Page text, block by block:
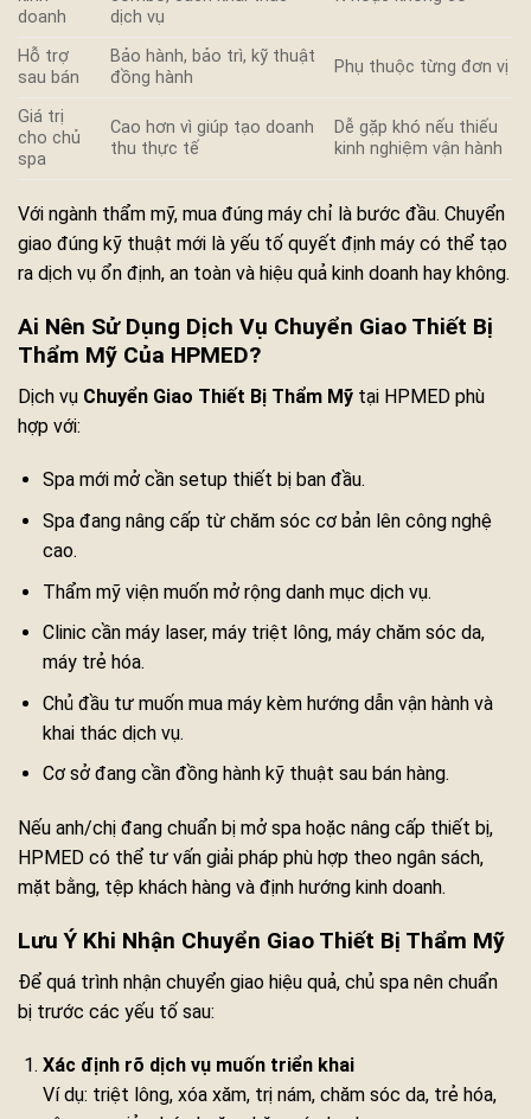
doanh
dịch vụ
Hỗ trợ
sau bán
Bảo hành, bảo trì, kỹ thuật
đồng hành
Phụ thuộc từng đơn vị
Giá trị
cho chủ
spa
Cao hơn vì giúp tạo doanh
thu thực tế
Dễ gặp khó nếu thiếu
kinh nghiệm vận hành
Với ngành thẩm mỹ, mua đúng máy chỉ là bước đầu. Chuyển
giao đúng kỹ thuật mới là yếu tố quyết định máy có thể tạo
ra dịch vụ ổn định, an toàn và hiệu quả kinh doanh hay không.
Ai Nên Sử Dụng Dịch Vụ Chuyển Giao Thiết Bị
Thẩm Mỹ Của HPMED?
Dịch vụ Chuyển Giao Thiết Bị Thẩm Mỹ tại HPMED phù
hợp với:
Spa mới mở cần setup thiết bị ban đầu.
Spa đang nâng cấp từ chăm sóc cơ bản lên công nghệ
cao.
Thẩm mỹ viện muốn mở rộng danh mục dịch vụ.
Clinic cần máy laser, máy triệt lông, máy chăm sóc da,
máy trẻ hóa.
Chủ đầu tư muốn mua máy kèm hướng dẫn vận hành và
khai thác dịch vụ.
Cơ sở đang cần đồng hành kỹ thuật sau bán hàng.
Nếu anh/chị đang chuẩn bị mở spa hoặc nâng cấp thiết bị,
HPMED có thể tư vấn giải pháp phù hợp theo ngân sách,
mặt bằng, tệp khách hàng và định hướng kinh doanh.
Lưu Ý Khi Nhận Chuyển Giao Thiết Bị Thẩm Mỹ
Để quá trình nhận chuyển giao hiệu quả, chủ spa nên chuẩn
bị trước các yếu tố sau:
Xác định rõ dịch vụ muốn triển khai
Ví dụ: triệt lông, xóa xăm, trị nám, chăm sóc da, trẻ hóa,